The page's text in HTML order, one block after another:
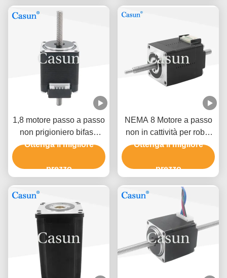
1,8 motore passo a passo
non prigioniero bifase
Tr5X4 del NEMA 11 di
Ottenga il migliore
prezzo
NEMA 8 Motore a passo
non in cattività per robot
didattici da 15mN.m
Ottenga il migliore
prezzo